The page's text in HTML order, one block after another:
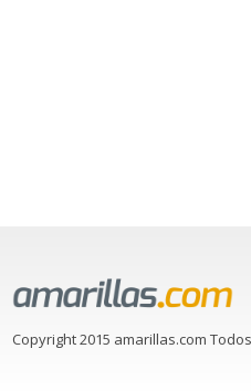
Copyright 2015 amarillas.com